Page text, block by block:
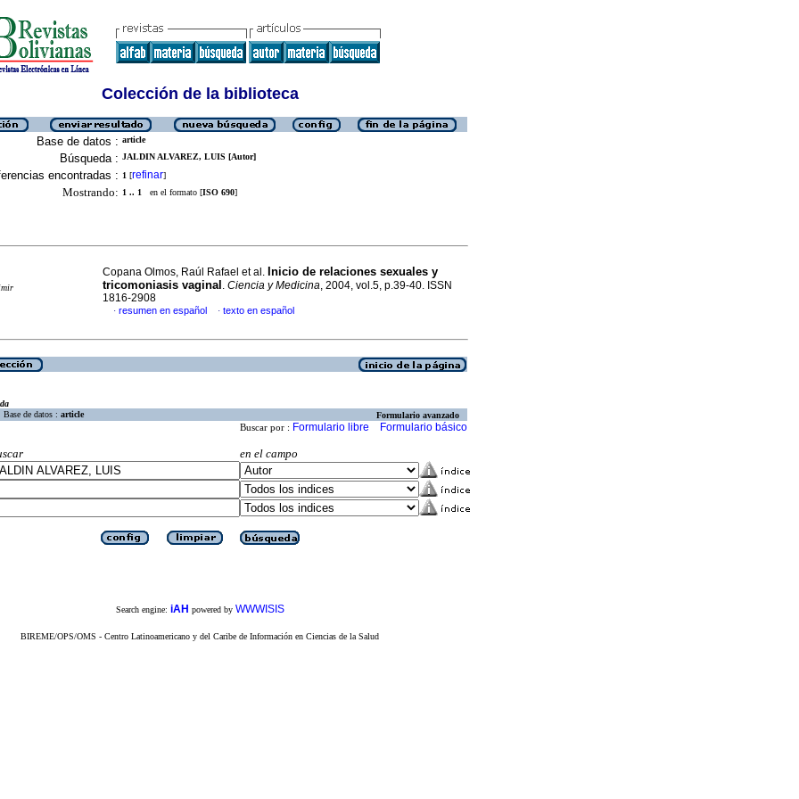
Colección de la biblioteca
Base de datos : article
Búsqueda : JALDIN ALVAREZ, LUIS [Autor]
encontradas : 1 [refinar]
Mostrando: 1 .. 1 en el formato [ISO 690]
Copana Olmos, Raúl Rafael et al. Inicio de relaciones sexuales y
tricomoniasis vaginal . Ciencia y Medicina, 2004, vol.5, p.39-40. ISSN
1816-2908
· resumen en español · texto en español
Base de datos : article Formulario avanzado
Buscar por : Formulario libre Formulario básico
en el campo
Search engine: iAH powered by WWWISIS
BIREME/OPS/OMS - Centro Latinoamericano y del Caribe de Información en Ciencias de la Salud